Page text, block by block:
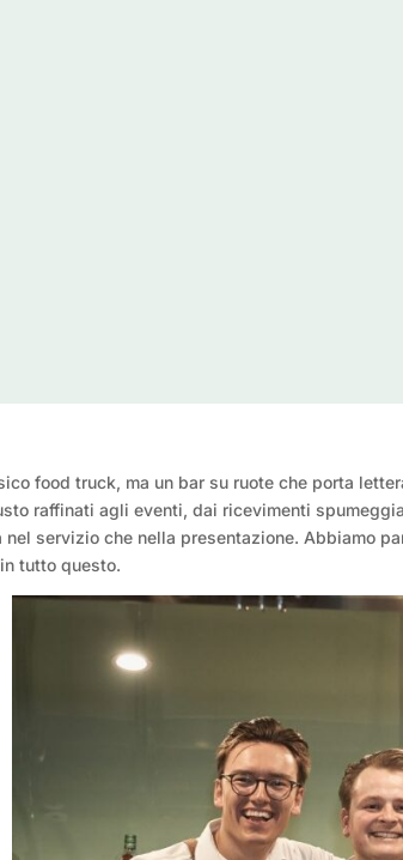
food truck, ma un bar su ruote che porta
raffinati agli eventi, dai ricevimenti
servizio che nella presentazione. Abbiamo
tutto questo.